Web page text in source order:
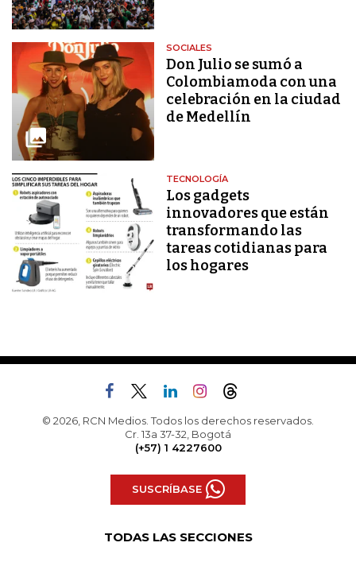
SOCIALES
Don Julio se sumó a
Colombiamoda con una
celebración en la ciudad
de Medellín
TECNOLOGÍA
Los gadgets
innovadores que están
transformando las
tareas cotidianas para
los hogares
© 2026, RCN Medios. Todos los derechos reservados.
Cr. 13a 37-32, Bogotá
(+57) 1 4227600
SUSCRÍBASE
TODAS LAS SECCIONES